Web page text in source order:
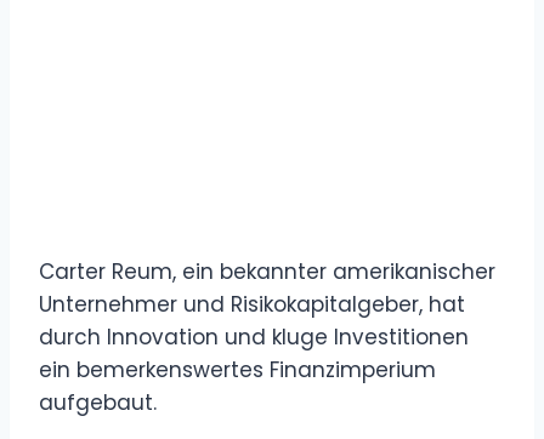
Carter Reum, ein bekannter amerikanischer
Unternehmer und Risikokapitalgeber, hat
durch Innovation und kluge Investitionen
ein bemerkenswertes Finanzimperium
aufgebaut.